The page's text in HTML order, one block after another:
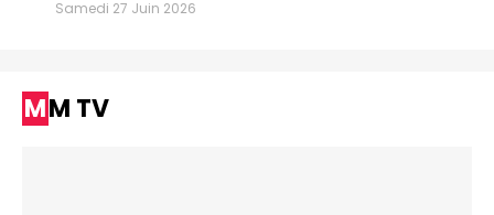
Samedi 27 Juin 2026
MM TV